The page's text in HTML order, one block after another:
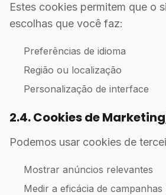
Estes cookies permitem que o
escolhas que você faz:
Preferências de idioma
Região ou localização
Personalização de interface
2.4. Cookies de
Podemos usar cookies de
Mostrar anúncios relevantes
Medir a eficácia de campanhas